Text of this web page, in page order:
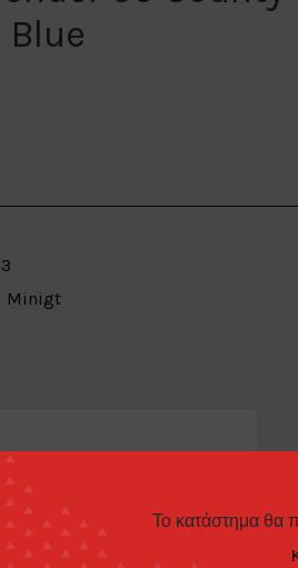
Το κατάστημα θα
Minigt
ΤΡΌΠΟΙ ΠΑΡΑΓΓΕΛΊΑΣ